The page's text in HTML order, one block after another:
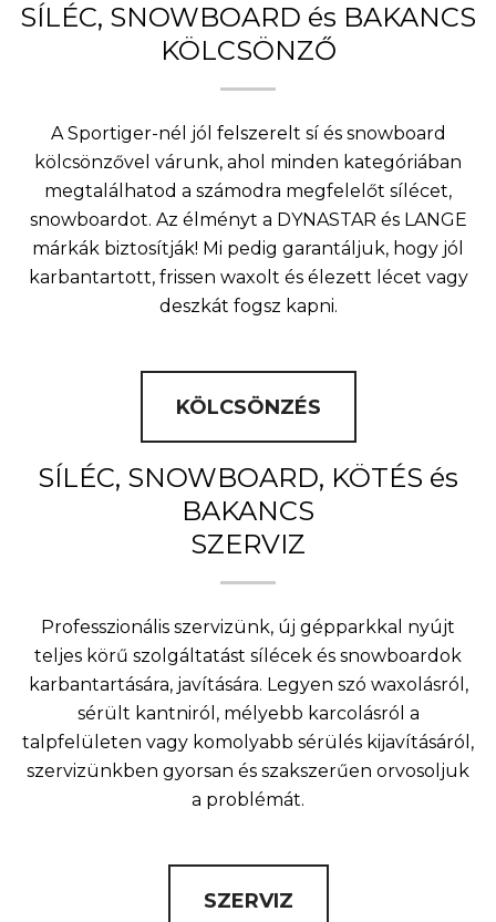
SÍLÉC, SNOWBOARD és BAKANCS
KÖLCSÖNZŐ
A Sportiger-nél jól felszerelt sí és snowboard
kölcsönzővel várunk, ahol minden kategóriában
megtalálhatod a számodra megfelelőt sílécet,
snowboardot. Az élményt a DYNASTAR és LANGE
márkák biztosítják! Mi pedig garantáljuk, hogy jól
karbantartott, frissen waxolt és élezett lécet vagy
deszkát fogsz kapni.
KÖLCSÖNZÉS
SÍLÉC, SNOWBOARD, KÖTÉS és
BAKANCS
SZERVIZ
Professzionális szervizünk, új gépparkkal nyújt
teljes körű szolgáltatást sílécek és snowboardok
karbantartására, javítására. Legyen szó waxolásról,
sérült kantniról, mélyebb karcolásról a
talpfelületen vagy komolyabb sérülés kijavításáról,
szervizünkben gyorsan és szakszerűen orvosoljuk
a problémát.
SZERVIZ